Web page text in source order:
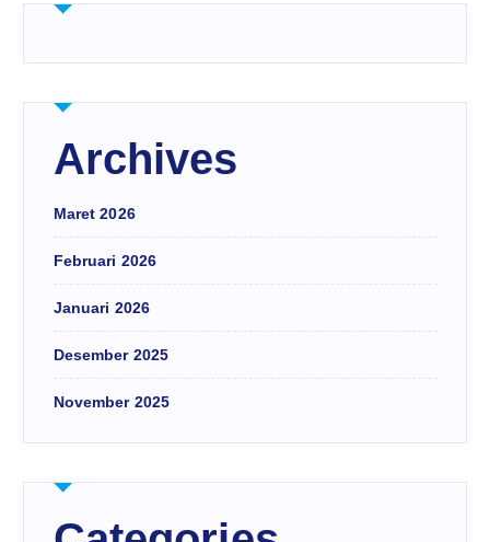
Archives
Maret 2026
Februari 2026
Januari 2026
Desember 2025
November 2025